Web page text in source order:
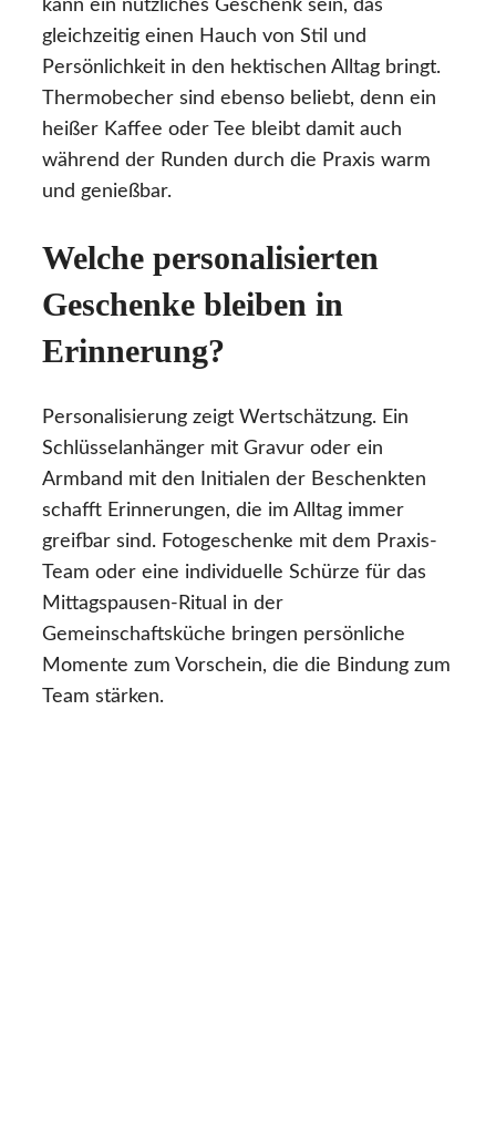
kann ein nützliches Geschenk sein, das
gleichzeitig einen Hauch von Stil und
Persönlichkeit in den hektischen Alltag bringt.
Thermobecher sind ebenso beliebt, denn ein
heißer Kaffee oder Tee bleibt damit auch
während der Runden durch die Praxis warm
und genießbar.
Welche personalisierten
Geschenke bleiben in
Erinnerung?
Personalisierung zeigt Wertschätzung. Ein
Schlüsselanhänger mit Gravur oder ein
Armband mit den Initialen der Beschenkten
schafft Erinnerungen, die im Alltag immer
greifbar sind. Fotogeschenke mit dem Praxis-
Team oder eine individuelle Schürze für das
Mittagspausen-Ritual in der
Gemeinschaftsküche bringen persönliche
Momente zum Vorschein, die die Bindung zum
Team stärken.